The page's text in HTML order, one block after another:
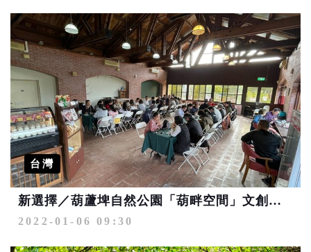
台灣
新選擇／葫蘆埤自然公園「葫畔空間」文創主題餐廳開幕
2022-01-06 09:30